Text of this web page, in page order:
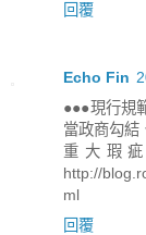
回覆
Echo Fin
●●●現行規
當政商勾結
重大瑕
http://
ml
回覆